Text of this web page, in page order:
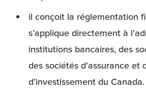
il conçoit la réglementation
s’applique directement à
institutions bancaires, des
des sociétés d’assurance et
d’investissement du Canada.